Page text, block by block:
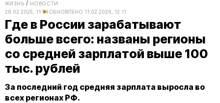
ЖИЗНЬ
НОВОСТИ
28.02.2025, 11:54ОБНОВЛЕНО 11.02.2026, 12:11
Где в России зарабатывают
больше всего: названы регионы
со средней зарплатой выше 100
тыс. рублей
За последний год средняя зарплата выросла во
всех регионах РФ.